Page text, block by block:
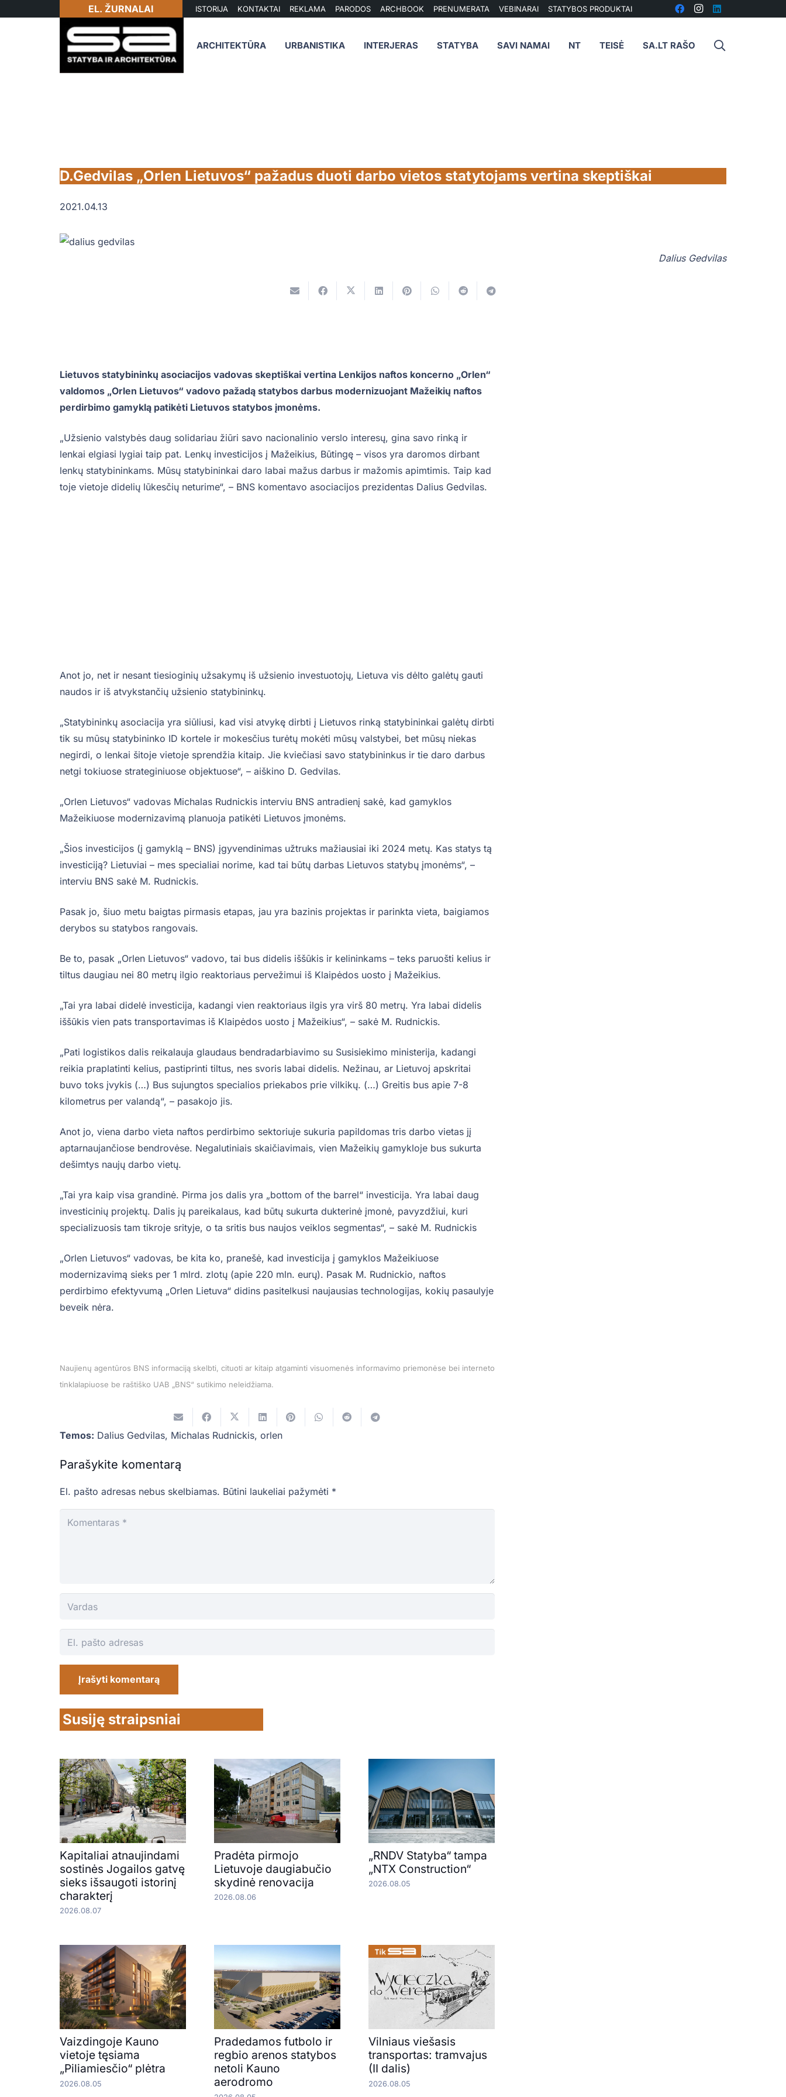
EL. ŽURNALAI ISTORIJA KONTAKTAI REKLAMA PARODOS ARCHBOOK PRENUMERATA VEBINARAI STATYBOS PRODUKTAI
ARCHITEKTŪRA URBANISTIKA INTERJERAS STATYBA SAVI NAMAI NT TEISĖ SA.LT RAŠO
D.Gedvilas „Orlen Lietuvos“ pažadus duoti darbo vietos statytojams vertina skeptiškai
2021.04.13
Dalius Gedvilas
Lietuvos statybininkų asociacijos vadovas skeptiškai vertina Lenkijos naftos koncerno „Orlen“
valdomos „Orlen Lietuvos“ vadovo pažadą statybos darbus modernizuojant Mažeikių naftos
perdirbimo gamyklą patikėti Lietuvos statybos įmonėms.
„Užsienio valstybės daug solidariau žiūri savo nacionalinio verslo interesų, gina savo rinką ir
lenkai elgiasi lygiai taip pat. Lenkų investicijos į Mažeikius, Būtingę – visos yra daromos dirbant
lenkų statybininkams. Mūsų statybininkai daro labai mažus darbus ir mažomis apimtimis. Taip kad
toje vietoje didelių lūkesčių neturime“, – BNS komentavo asociacijos prezidentas Dalius Gedvilas.
Anot jo, net ir nesant tiesioginių užsakymų iš užsienio investuotojų, Lietuva vis dėlto galėtų gauti
naudos ir iš atvykstančių užsienio statybininkų.
„Statybininkų asociacija yra siūliusi, kad visi atvykę dirbti į Lietuvos rinką statybininkai galėtų dirbti
tik su mūsų statybininko ID kortele ir mokesčius turėtų mokėti mūsų valstybei, bet mūsų niekas
negirdi, o lenkai šitoje vietoje sprendžia kitaip. Jie kviečiasi savo statybininkus ir tie daro darbus
netgi tokiuose strateginiuose objektuose“, – aiškino D. Gedvilas.
„Orlen Lietuvos“ vadovas Michalas Rudnickis interviu BNS antradienį sakė, kad gamyklos
Mažeikiuose modernizavimą planuoja patikėti Lietuvos įmonėms.
„Šios investicijos (į gamyklą – BNS) įgyvendinimas užtruks mažiausiai iki 2024 metų. Kas statys tą
investiciją? Lietuviai – mes specialiai norime, kad tai būtų darbas Lietuvos statybų įmonėms“, –
interviu BNS sakė M. Rudnickis.
Pasak jo, šiuo metu baigtas pirmasis etapas, jau yra bazinis projektas ir parinkta vieta, baigiamos
derybos su statybos rangovais.
Be to, pasak „Orlen Lietuvos“ vadovo, tai bus didelis iššūkis ir kelininkams – teks paruošti kelius ir
tiltus daugiau nei 80 metrų ilgio reaktoriaus pervežimui iš Klaipėdos uosto į Mažeikius.
„Tai yra labai didelė investicija, kadangi vien reaktoriaus ilgis yra virš 80 metrų. Yra labai didelis
iššūkis vien pats transportavimas iš Klaipėdos uosto į Mažeikius“, – sakė M. Rudnickis.
„Pati logistikos dalis reikalauja glaudaus bendradarbiavimo su Susisiekimo ministerija, kadangi
reikia praplatinti kelius, pastiprinti tiltus, nes svoris labai didelis. Nežinau, ar Lietuvoj apskritai
buvo toks įvykis (…) Bus sujungtos specialios priekabos prie vilkikų. (…) Greitis bus apie 7-8
kilometrus per valandą“, – pasakojo jis.
Anot jo, viena darbo vieta naftos perdirbimo sektoriuje sukuria papildomas tris darbo vietas jį
aptarnaujančiose bendrovėse. Negalutiniais skaičiavimais, vien Mažeikių gamykloje bus sukurta
dešimtys naujų darbo vietų.
„Tai yra kaip visa grandinė. Pirma jos dalis yra „bottom of the barrel“ investicija. Yra labai daug
investicinių projektų. Dalis jų pareikalaus, kad būtų sukurta dukterinė įmonė, pavyzdžiui, kuri
specializuosis tam tikroje srityje, o ta sritis bus naujos veiklos segmentas“, – sakė M. Rudnickis
„Orlen Lietuvos“ vadovas, be kita ko, pranešė, kad investicija į gamyklos Mažeikiuose
modernizavimą sieks per 1 mlrd. zlotų (apie 220 mln. eurų). Pasak M. Rudnickio, naftos
perdirbimo efektyvumą „Orlen Lietuva“ didins pasitelkusi naujausias technologijas, kokių pasaulyje
beveik nėra.
Naujienų agentūros BNS informaciją skelbti, cituoti ar kitaip atgaminti visuomenės informavimo priemonėse bei interneto
tinklalapiuose be raštiško UAB „BNS“ sutikimo neleidžiama.
Temos: Dalius Gedvilas, Michalas Rudnickis, orlen
Parašykite komentarą
El. pašto adresas nebus skelbiamas. Būtini laukeliai pažymėti *
Įrašyti komentarą
Susiję straipsniai
Kapitaliai atnaujindami
sostinės Jogailos gatvę
sieks išsaugoti istorinį
charakterį
2026.08.07
Pradėta pirmojo
Lietuvoje daugiabučio
skydinė renovacija
2026.08.06
„RNDV Statyba“ tampa
„NTX Construction“
2026.08.05
Vaizdingoje Kauno
vietoje tęsiama
„Piliamiesčio“ plėtra
2026.08.05
Pradedamos futbolo ir
regbio arenos statybos
netoli Kauno
aerodromo
Vilniaus viešasis
transportas: tramvajus
(II dalis)
2026.08.05